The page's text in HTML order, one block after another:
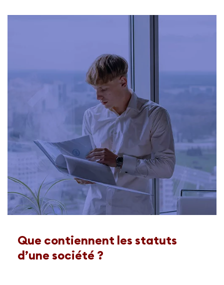
Que contiennent les statuts
d’une société ?